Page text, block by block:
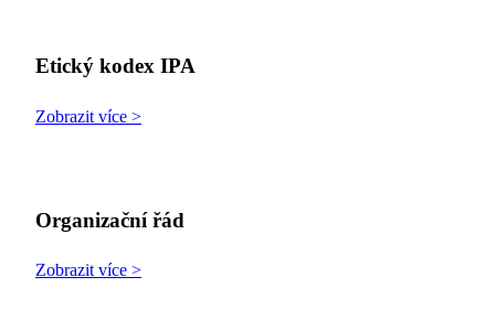
Etický kodex IPA
Zobrazit více >
Organizační řád
Zobrazit více >